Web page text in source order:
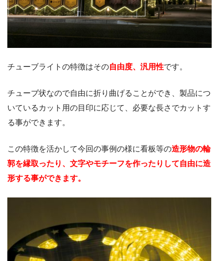
チューブライトの特徴はその自由度、汎用性です。
チューブ状なので自由に折り曲げることができ、製品につ
いているカット用の目印に応じて、必要な長さでカットす
る事ができます。
この特徴を活かして今回の事例の様に看板等の造形物の輪
郭を縁取ったり、文字やモチーフを作ったりして自由に造
形する事ができます。